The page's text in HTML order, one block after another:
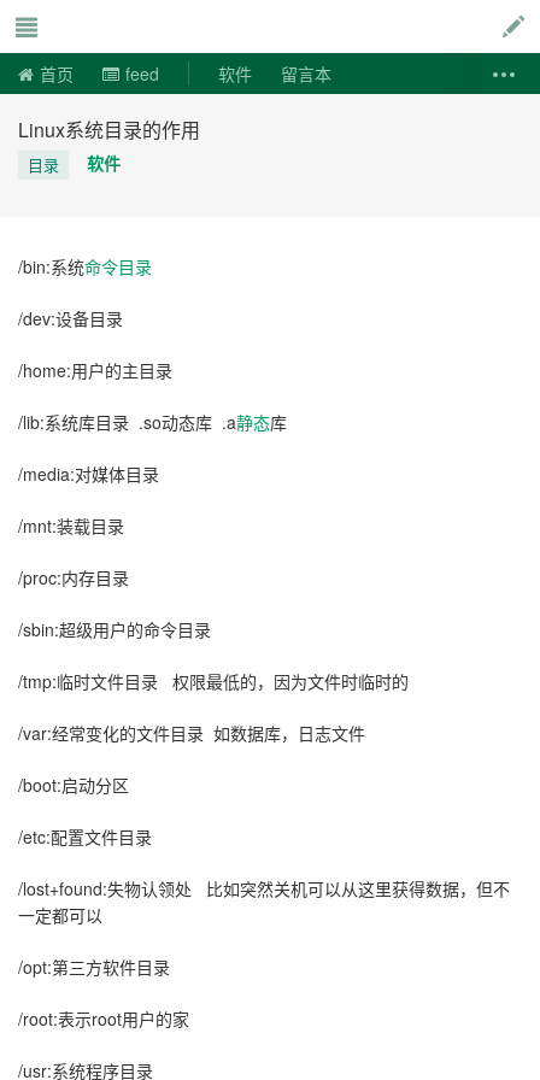
首页 feed 软件 留言本
Linux系统目录的作用
目录 软件
/bin:系统命令目录
/dev:设备目录
/home:用户的主目录
/lib:系统库目录 .so动态库 .a静态库
/media:对媒体目录
/mnt:装载目录
/proc:内存目录
/sbin:超级用户的命令目录
/tmp:临时文件目录 权限最低的，因为文件时临时的
/var:经常变化的文件目录 如数据库，日志文件
/boot:启动分区
/etc:配置文件目录
/lost+found:失物认领处 比如突然关机可以从这里获得数据，但不
一定都可以
/opt:第三方软件目录
/root:表示root用户的家
/usr:系统程序目录